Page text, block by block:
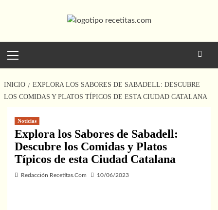
principal
INICIO
EXPLORA LOS SABORES DE SABADELL: DESCUBRE
LOS COMIDAS Y PLATOS TÍPICOS DE ESTA CIUDAD CATALANA
Noticias
Explora los Sabores de Sabadell:
Descubre los Comidas y Platos
Típicos de esta Ciudad Catalana
Redacción Recetitas.Com 10/06/2023